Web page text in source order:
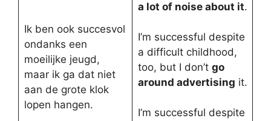
Ik ben ook succesvol
ondanks een
moeilijke jeugd,
maar ik ga dat niet
aan de grote klok
lopen hangen.
a lot of noise about it.
I’m successful despite
a difficult childhood,
too, but I don’t go
around advertising it.
I’m successful despite